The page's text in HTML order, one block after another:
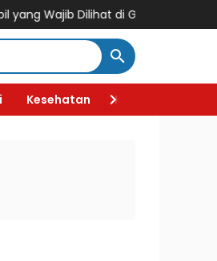
Wajib Dilihat di GIIAS 2026, Ada
Kesehatan Kecantikan